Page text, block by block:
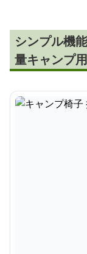
シンプル機
量キャンプ